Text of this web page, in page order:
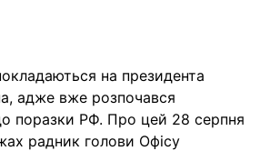
на президента
адже вже розпочався
поразки РФ. Про цей 28 серпня
радник голови Офісу